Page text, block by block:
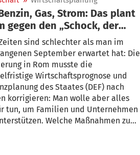
gegen den „Schock, der
Europa getroffen hat“
sind schlechter als man im
September erwartet hat: Die
in Rom musste die
Wirtschaftsprognose und
des Staates (DEF) nach
korrigieren: Man wolle aber alles
um Familien und Unternehmen
Welche Maßnahmen zu